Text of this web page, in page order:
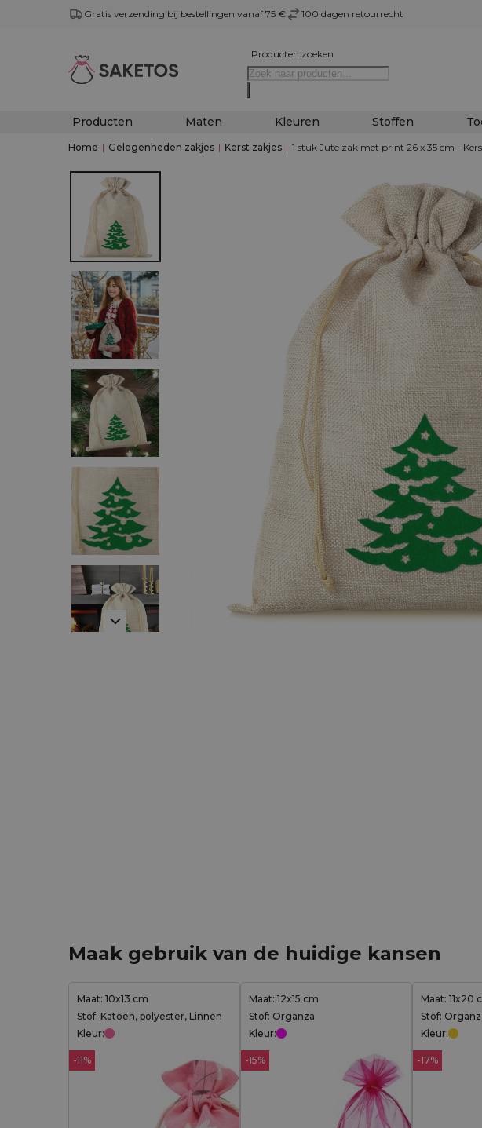
Gratis verzending bij bestellingen vanaf 75 € 100 dagen retourrecht
Producten zoeken
Producten Maten Kleuren Stoffen
Home | Gelegenheden zakjes | Kerst zakjes | 1 stuk Jute zak met print 26 x 35 cm -
Maak gebruik van de huidige kansen
Maat: 10x13 cm
Stof: Katoen, polyester, Linnen
Kleur:
-11%
Maat: 12x15 cm
Stof: Organza
Kleur:
-15%
Maat: 11x20
Stof:
Kleur:
-17%